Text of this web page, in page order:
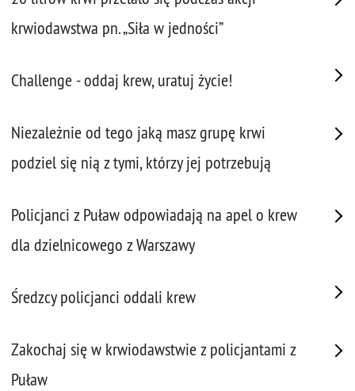
krwiodawstwa pn. „Siła w jedności”
Challenge - oddaj krew, uratuj życie!
Niezależnie od tego jaką masz grupę krwi
podziel się nią z tymi, którzy jej potrzebują
Policjanci z Puław odpowiadają na apel o krew
dla dzielnicowego z Warszawy
Średzcy policjanci oddali krew
Zakochaj się w krwiodawstwie z policjantami z
Puław